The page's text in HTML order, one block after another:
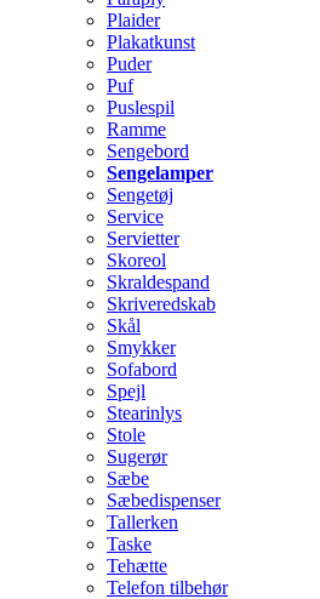
Plaider
Plakatkunst
Puder
Puf
Puslespil
Ramme
Sengebord
Sengelamper
Sengetøj
Service
Servietter
Skoreol
Skraldespand
Skriveredskab
Skål
Smykker
Sofabord
Spejl
Stearinlys
Stole
Sugerør
Sæbe
Sæbedispenser
Tallerken
Taske
Tehætte
Telefon tilbehør